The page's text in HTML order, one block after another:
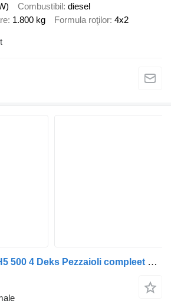
Combustibil diesel
1.800 kg Formula roţilor 4x2
Volvo FH 13.500 FH5 500 4 Deks Pezzaioli compleet + remorcă transport animale